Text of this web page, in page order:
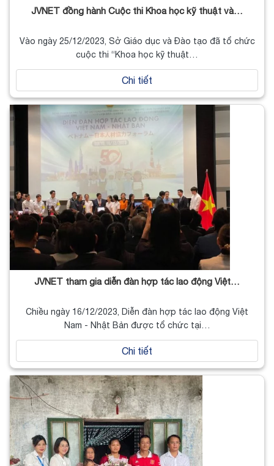
JVNET đồng hành Cuộc thi Khoa học kỹ thuật và…
Vào ngày 25/12/2023, Sở Giáo dục và Đào tạo đã tổ chức
cuộc thi “Khoa học kỹ thuật…
Chi tiết
JVNET tham gia diễn đàn hợp tác lao động Việt…
Chiều ngày 16/12/2023, Diễn đàn hợp tác lao động Việt
Nam - Nhật Bản được tổ chức tại…
Chi tiết